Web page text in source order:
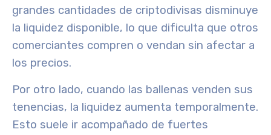
grandes cantidades de criptodivisas disminuye
la liquidez disponible, lo que dificulta que otros
comerciantes compren o vendan sin afectar a
los precios.
Por otro lado, cuando las ballenas venden sus
tenencias, la liquidez aumenta temporalmente.
Esto suele ir acompañado de fuertes